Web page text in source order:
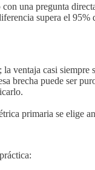
una pregunta
supera el
ventaja casi siempre
brecha puede ser
primaria se elige